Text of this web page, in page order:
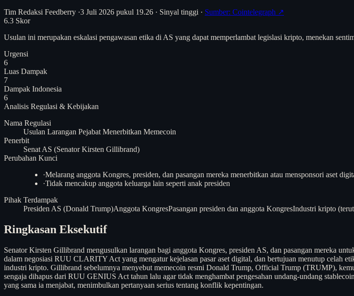
Tim Redaksi Feedberry ·3 Juli 2026 pukul 19.26 · Sinyal tinggi · Sumber: Cointelegraph ↗
6.3 Skor
Usulan ini merupakan eskalasi pengawasan etika di AS yang dapat memperlambat legislasi kripto, menekan
Urgensi
6
Luas Dampak
7
Dampak Indonesia
6
Analisis Regulasi & Kebijakan
Nama Regulasi
Usulan Larangan Pejabat Menerbitkan Memecoin
Penerbit
Senat AS (Senator Kirsten Gillibrand)
Perubahan Kunci
·Melarang anggota Kongres, presiden, dan pasangan mereka menerbitkan atau mensponsori aset
·Tidak mencakup anggota keluarga lain seperti anak presiden
Pihak Terdampak
Presiden AS (Donald Trump)Anggota KongresPasangan presiden dan anggota KongresIndustri kripto
Ringkasan Eksekutif
Senator Kirsten Gillibrand mengusulkan larangan bagi anggota Kongres, presiden AS, dan pasangan mereka
dalam negosiasi RUU CLARITY Act yang mengatur kejelasan pasar aset digital, dan bertujuan menutup celah
industri kripto. Gillibrand sebelumnya menyebut memecoin resmi Donald Trump, Official Trump (TRUMP),
sengaja dihapus dari RUU GENIUS Act tahun lalu agar tidak menghambat pengesahan undang-undang
yang sama ia menjabat, menimbulkan pertanyaan serius tentang konflik kepentingan.